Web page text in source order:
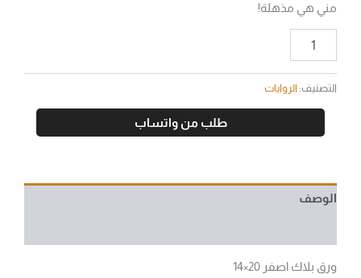
مني هي مذهلة!
التصنيف: الروايات
طلب من واتساب
الوصف
ورق بلاك اصفر 20×14